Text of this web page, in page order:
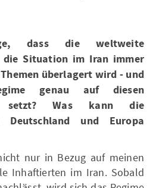
dass die weltweite
die Situation im Iran immer
überlagert wird - und
genau auf diesen
setzt? Was kann die
Deutschland und Europa
nur in Bezug auf meinen
Inhaftierten im Iran. Sobald